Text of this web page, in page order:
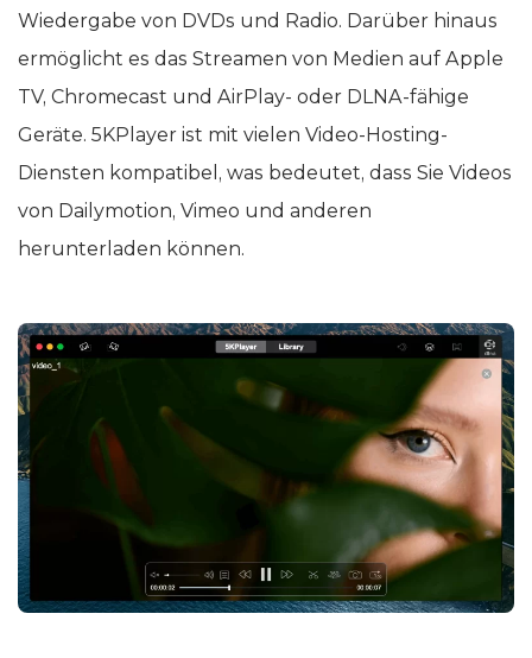
Wiedergabe von DVDs und Radio. Darüber hinaus
ermöglicht es das Streamen von Medien auf Apple
TV, Chromecast und AirPlay- oder DLNA-fähige
Geräte. 5KPlayer ist mit vielen Video-Hosting-
Diensten kompatibel, was bedeutet, dass Sie Videos
von Dailymotion, Vimeo und anderen
herunterladen können.